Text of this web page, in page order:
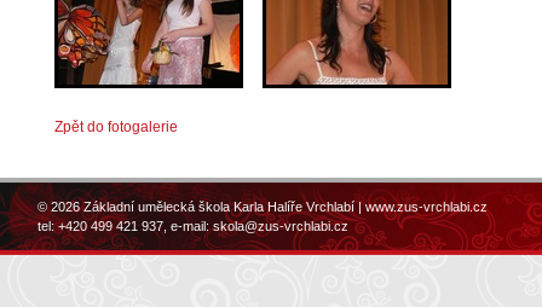
Zpět do fotogalerie
© 2026 Základní umělecká škola Karla Halíře Vrchlabí |www.zus-vrchlabi.cz
tel: +420 499 421 937, e-mail:skola@zus-vrchlabi.cz